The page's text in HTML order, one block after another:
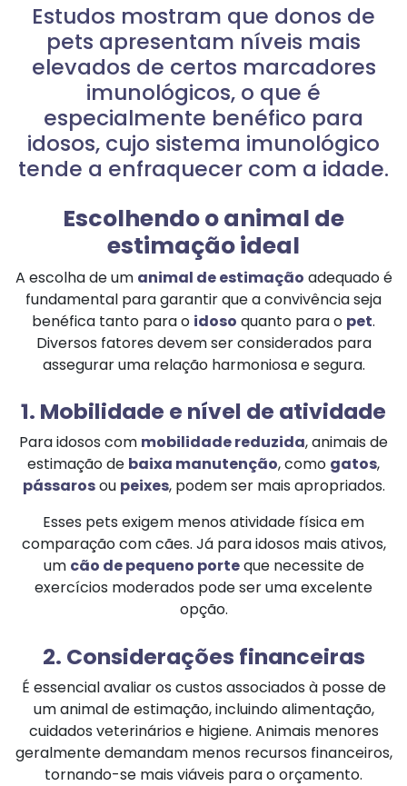
Estudos mostram que donos de
pets apresentam níveis mais
elevados de certos marcadores
imunológicos, o que é
especialmente benéfico para
idosos, cujo sistema imunológico
tende a enfraquecer com a idade.
Escolhendo o animal de
estimação ideal
A escolha de um animal de estimação adequado é
fundamental para garantir que a convivência seja
benéfica tanto para o idoso quanto para o pet.
Diversos fatores devem ser considerados para
assegurar uma relação harmoniosa e segura.
1. Mobilidade e nível de atividade
Para idosos com mobilidade reduzida, animais de
estimação de baixa manutenção, como gatos,
pássarosou peixes, podem ser mais apropriados.
Esses pets exigem menos atividade física em
comparação com cães. Já para idosos mais ativos,
um cão de pequeno porteque necessite de
exercícios moderados pode ser uma excelente
opção.
2. Considerações financeiras
É essencial avaliar os custos associados à posse de
um animal de estimação, incluindo alimentação,
cuidados veterinários e higiene. Animais menores
geralmente demandam menos recursos financeiros,
tornando-se mais viáveis para o orçamento.